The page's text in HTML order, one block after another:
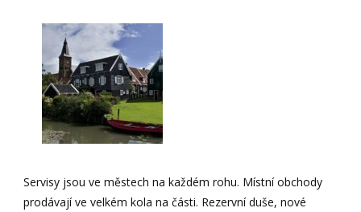
Servisy jsou ve městech na každém rohu. Místní obchody
prodávají ve velkém kola na části. Rezervní duše, nové